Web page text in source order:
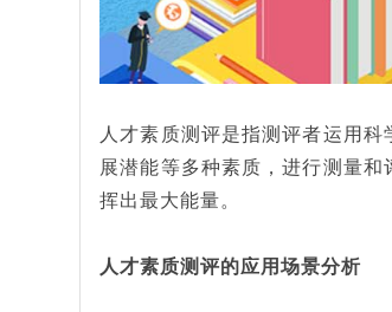
人才素质测评是指测评者运用
展潜能等多种素质，进行测量
挥出最大能量。
人才素质测评的应用场景分析